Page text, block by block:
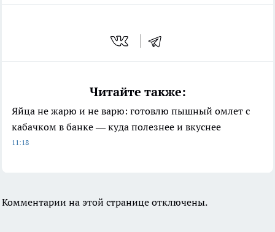
Читайте также:
Яйца не жарю и не варю: готовлю пышный омлет с
кабачком в банке — куда полезнее и вкуснее
11:18
Комментарии на этой странице отключены.